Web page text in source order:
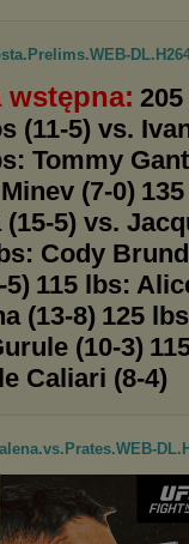
wstępna:
(11-5) vs.
Tommy
(7-0)
5) vs.
Cody
5) 115 lbs:
(13-8) 125
(10-3)
Caliari (8-4)